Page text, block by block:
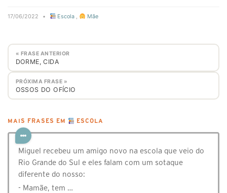
17/06/2022 • Escola , Mãe
« FRASE ANTERIOR
DORME, CIDA
PRÓXIMA FRASE »
OSSOS DO OFÍCIO
MAIS FRASES EM ESCOLA
Miguel recebeu um amigo novo na escola que veio do
Rio Grande do Sul e eles falam com um sotaque
diferente do nosso:
- Mamãe, tem …